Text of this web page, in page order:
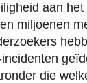
aan
miljoenen
die